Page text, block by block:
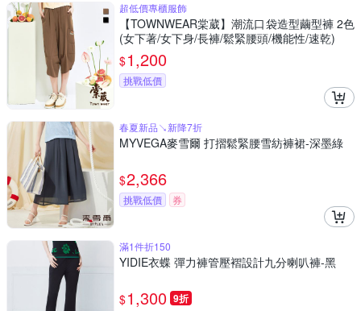
超低價專櫃服飾
【TOWNWEAR棠葳】潮流口袋造型繭型褲 2色
(女下著/女下身/長褲/鬆緊腰頭/機能性/速乾)
$1,200
挑戰低價
春夏新品↘新降7折
MYVEGA麥雪爾 打摺鬆緊腰雪紡褲裙-深墨綠
$2,366
挑戰低價 券
滿1件折150
YIDIE衣蝶 彈力褲管壓褶設計九分喇叭褲-黑
$1,300 9折